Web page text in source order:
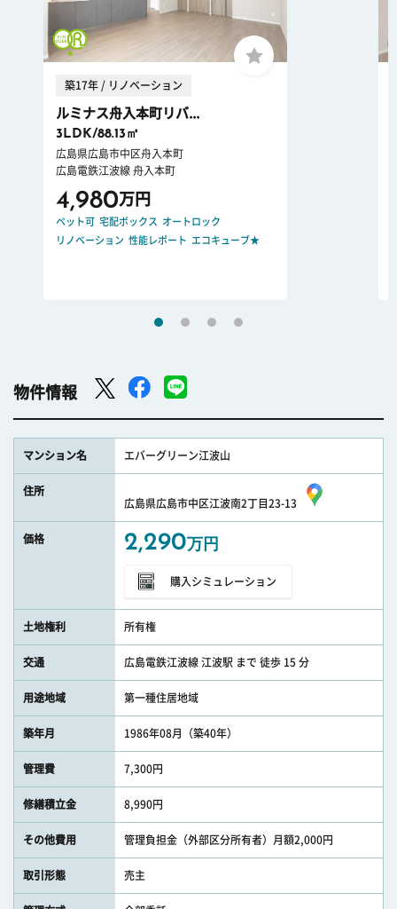
築17年 / リノベーション
ルミナス舟入本町リバ...
3LDK/88.13㎡
広島県広島市中区舟入本町
広島電鉄江波線 舟入本町
4,980万円
ペット可 宅配ボックス
オートロック
リノベーション 性能レポート エコキューブ★
物件情報
マンション名 エバーグリーン江波山
住所
広島県広島市中区江波南2丁目23-13
価格 2,290万円
購入シミュレーション
土地権利 所有権
交通 広島電鉄江波線 江波駅 まで 徒歩 15 分
用途地域 第一種住居地域
築年月 1986年08月（築40年）
管理費 7,300円
修繕積立金 8,990円
その他費用 管理負担金（外部区分所有者）月額2,000円
取引形態 売主